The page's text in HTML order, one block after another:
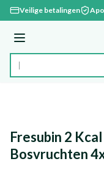
Ga naar de inhoud
Veilige betalingen
Menu
Product, merk,
Fresubin 2
Bosvruchten